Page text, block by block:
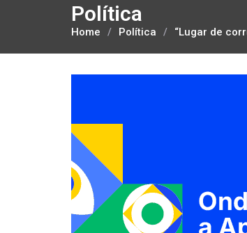
Política
Home / Política / “Lugar de